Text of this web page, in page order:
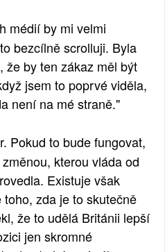
médií by mi velmi
bezcílně scrolluji. Byla
že by ten zákaz měl být
jsem to poprvé viděla,
není na mé straně."
Pokud to bude fungovat,
kterou vláda od
Existuje však
zda je to skutečně
že to udělá Británii lepší
jen skromné